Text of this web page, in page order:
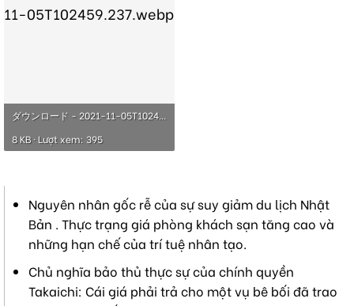
ダウンロード - 2021-11-05T102459.237.webp
8 KB · Lượt xem: 395
Nguyên nhân gốc rễ của sự suy giảm du lịch Nhật
Bản . Thực trạng giá phòng khách sạn tăng cao và
những hạn chế của trí tuệ nhân tạo.
Chủ nghĩa bảo thủ thực sự của chính quyền
Takaichi: Cái giá phải trả cho một vụ bê bối đã trao